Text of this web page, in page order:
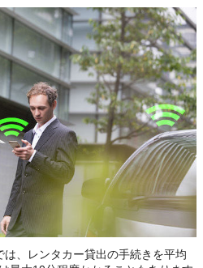
は、レンタカー貸出の手続きを平均